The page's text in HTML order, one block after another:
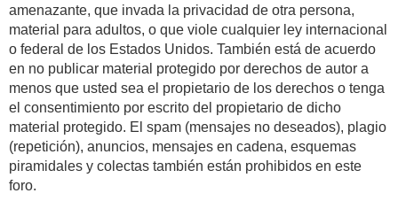
amenazante, que invada la privacidad de otra persona,
material para adultos, o que viole cualquier ley internacional
o federal de los Estados Unidos. También está de acuerdo
en no publicar material protegido por derechos de autor a
menos que usted sea el propietario de los derechos o tenga
el consentimiento por escrito del propietario de dicho
material protegido. El spam (mensajes no deseados), plagio
(repetición), anuncios, mensajes en cadena, esquemas
piramidales y colectas también están prohibidos en este
foro.